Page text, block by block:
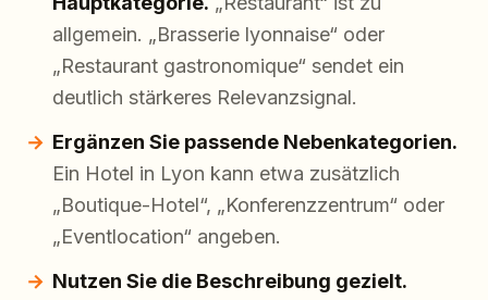
allgemein. „Brasserie lyonnaise“ oder
„Restaurant gastronomique“ sendet ein
deutlich stärkeres Relevanzsignal.
Ergänzen Sie passende Nebenkategorien.
Ein Hotel in Lyon kann etwa zusätzlich
„Boutique-Hotel“, „Konferenzzentrum“ oder
„Eventlocation“ angeben.
Nutzen Sie die Beschreibung gezielt.